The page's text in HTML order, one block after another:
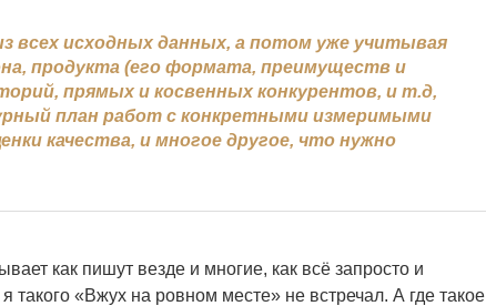
всех исходных данных, а потом уже учитывая
продукта (его формата, преимуществ и
прямых и косвенных конкурентов, и т.д,
план работ с конкретными измеримыми
качества, и многое другое, что нужно
как пишут везде и многие, как всё запросто и
такого «Вжух на ровном месте» не встречал. А где такое